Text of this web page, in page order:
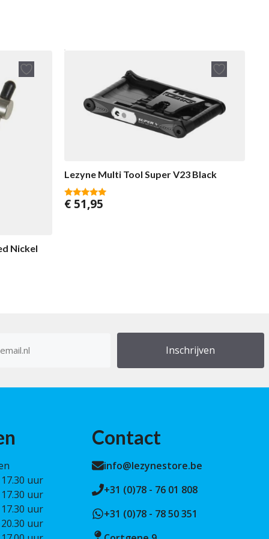
Nickel
Lezyne Multi Tool Super V23 Black
5.00
€ 51,95
uur
uur
uur
uur
Contact
info@lezynestore.be
+31 (0)78 - 76 01 808
+31 (0)78 - 78 50 351